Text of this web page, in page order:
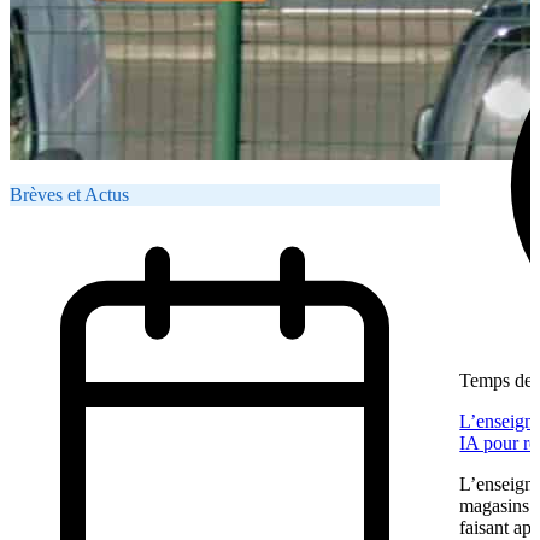
Brèves et Actus
Temps de
IA pour
magasins
faisant